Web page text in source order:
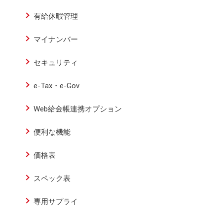
有給休暇管理
マイナンバー
セキュリティ
e-Tax・e-Gov
Web給金帳連携オプション
便利な機能
価格表
スペック表
専用サプライ